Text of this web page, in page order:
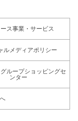
ス事業・サービス
ルメディアポリシー
ループショッピングセ
ンター